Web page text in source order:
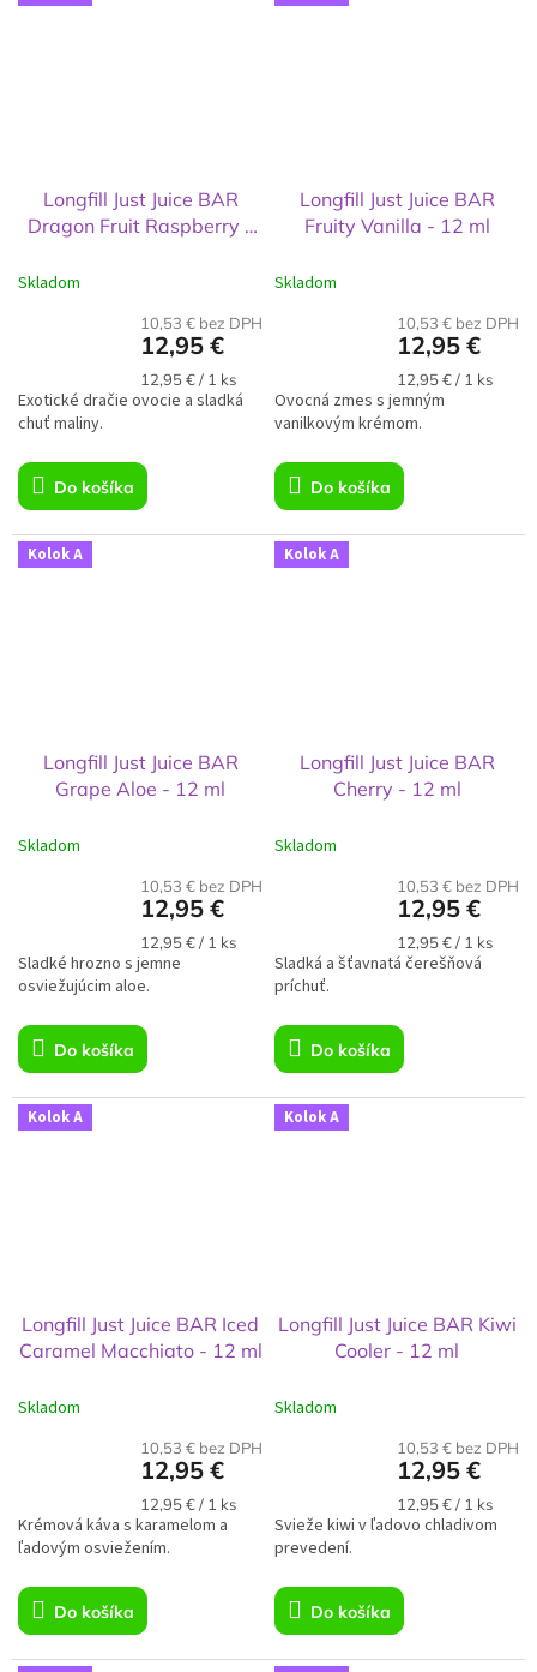
Longfill Just Juice BAR
Dragon Fruit Raspberry -
Skladom
10,53 € bez DPH
12,95 €
Jednotková
cena:
12,95 € / 1 ks
Do košíka
Exotické dračie ovocie a sladká
chuť maliny.
Longfill Just Juice BAR
Fruity Vanilla - 12 ml
Skladom
10,53 € bez DPH
12,95 €
Jednotková
cena:
12,95 € / 1 ks
Do košíka
Ovocná zmes s jemným
vanilkovým krémom.
Kolok A
Longfill Just Juice BAR
Grape Aloe - 12 ml
Skladom
10,53 € bez DPH
12,95 €
Jednotková
cena:
12,95 € / 1 ks
Do košíka
Sladké hrozno s jemne
osviežujúcim aloe.
Kolok A
Longfill Just Juice BAR
Cherry - 12 ml
Skladom
10,53 € bez DPH
12,95 €
Jednotková
cena:
12,95 € / 1 ks
Do košíka
Sladká a šťavnatá čerešňová
príchuť.
Kolok A
Longfill Just Juice BAR Iced
Caramel Macchiato - 12 ml
Skladom
10,53 € bez DPH
12,95 €
Jednotková
cena:
12,95 € / 1 ks
Do košíka
Krémová káva s karamelom a
ľadovým osviežením.
Kolok A
Longfill Just Juice BAR Kiwi
Cooler - 12 ml
Skladom
10,53 € bez DPH
12,95 €
Jednotková
cena:
12,95 € / 1 ks
Do košíka
Svieže kiwi v ľadovo chladivom
prevedení.